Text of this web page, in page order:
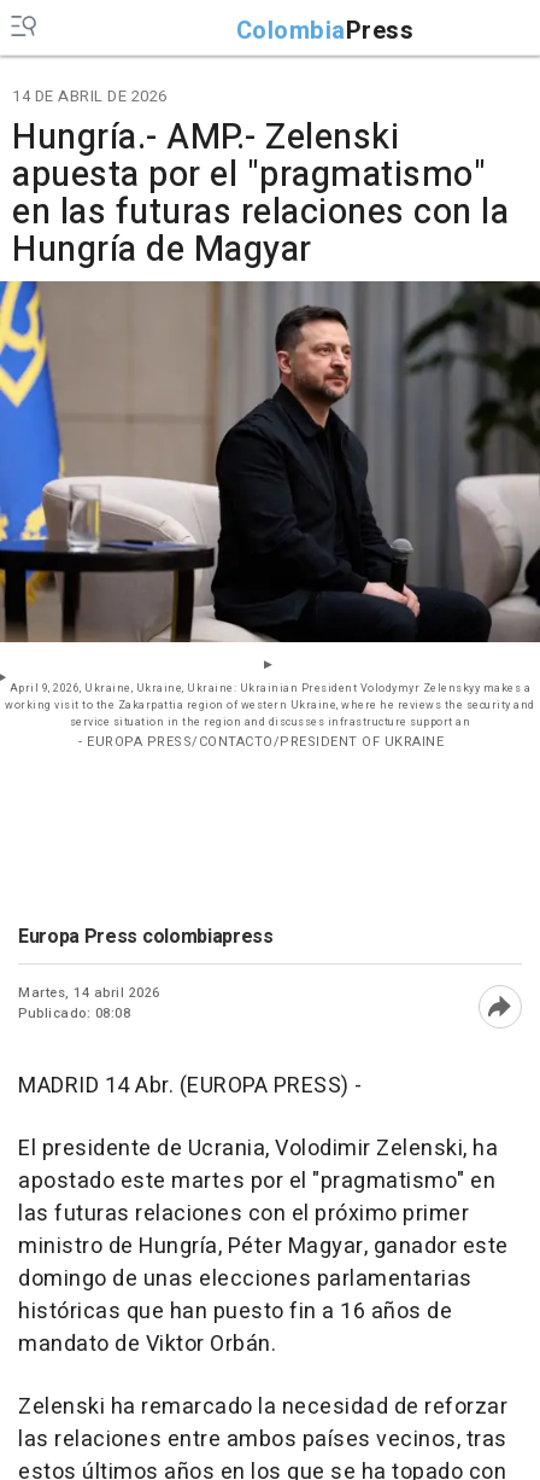
ColombiaPress
14 DE ABRIL DE 2026
Hungría.- AMP.- Zelenski
apuesta por el "pragmatismo"
en las futuras relaciones con la
Hungría de Magyar
April 9, 2026, Ukraine, Ukraine, Ukraine: Ukrainian President Volodymyr Zelenskyy makes a
working visit to the Zakarpattia region of western Ukraine, where he reviews the security and
service situation in the region and discusses infrastructure support an
- EUROPA PRESS/CONTACTO/PRESIDENT OF UKRAINE
Europa Press colombiapress
Martes, 14 abril 2026
Publicado: 08:08
MADRID 14 Abr. (EUROPA PRESS) -
El presidente de Ucrania, Volodimir Zelenski, ha
apostado este martes por el "pragmatismo" en
las futuras relaciones con el próximo primer
ministro de Hungría, Péter Magyar, ganador este
domingo de unas elecciones parlamentarias
históricas que han puesto fin a 16 años de
mandato de Viktor Orbán.
Zelenski ha remarcado la necesidad de reforzar
las relaciones entre ambos países vecinos, tras
estos últimos años en los que se ha topado con